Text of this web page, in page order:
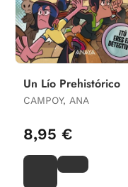
Un Lío Prehistórico
CAMPOY, ANA
8,95 €